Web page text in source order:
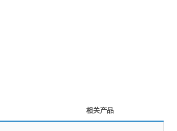
相关产品